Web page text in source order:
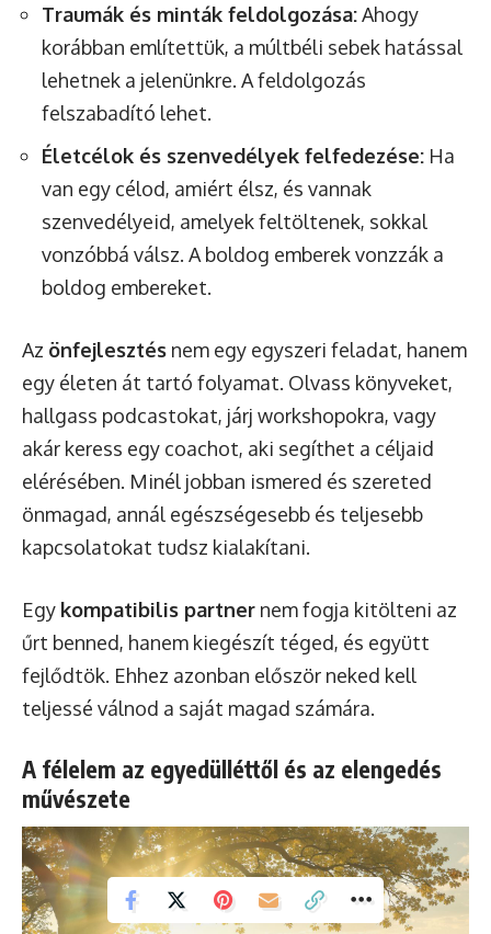
Traumák és minták feldolgozása:Ahogy
korábban említettük, a múltbéli sebek hatással
lehetnek a jelenünkre. A feldolgozás
felszabadító lehet.
Életcélok és szenvedélyek felfedezése: Ha
van egy célod, amiért élsz, és vannak
szenvedélyeid, amelyek feltöltenek, sokkal
vonzóbbá válsz. A boldog emberek vonzzák a
boldog embereket.
Az önfejlesztés nem egy egyszeri feladat, hanem
egy életen át tartó folyamat. Olvass könyveket,
hallgass podcastokat, járj workshopokra, vagy
akár keress egy coachot, aki segíthet a céljaid
elérésében. Minél jobban ismered és szereted
önmagad, annál egészségesebb és teljesebb
kapcsolatokat tudsz kialakítani.
Egy kompatibilis partner nem fogja kitölteni az
űrt benned, hanem kiegészít téged, és együtt
fejlődtök. Ehhez azonban először neked kell
teljessé válnod a saját magad számára.
A félelem az egyedülléttől és az elengedés
művészete